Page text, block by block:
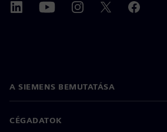
A SIEMENS BEMUTATÁSA
CÉGADATOK